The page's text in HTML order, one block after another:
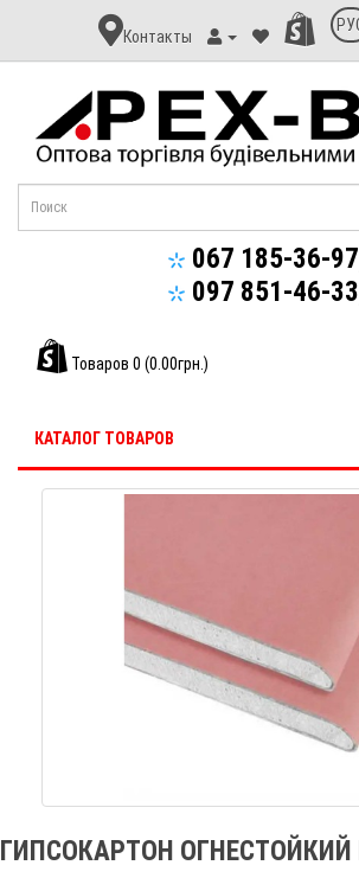
Контакт
Апекс-
Контакты
067 185-36-
097 851-46-
Товаров 0 (0.00грн.)
КАТАЛОГ ТОВАРОВ
ГИПСОКАРТОН ОГНЕСТОЙКИЙ